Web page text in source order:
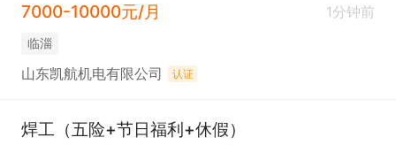
7000-10000元/月
1分钟前
临淄
山东凯航机电有限公司 认证
焊工（五险+节日福利+休假）